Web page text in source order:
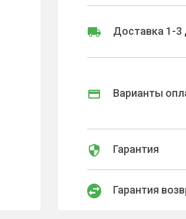
Доставка 1-3
Варианты
Гарантия
Гарантия